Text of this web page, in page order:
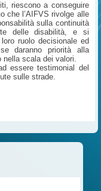
riescono a conseguire
che l’AIFVS rivolge alle
sulla continuità
delle disabilità, e si
ruolo decisionale ed
daranno priorità alla
nella scala dei valori.
essere testimonial del
sulle strade.